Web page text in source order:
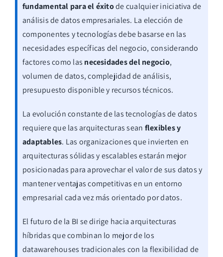
fundamental para el éxitode cualquier iniciativa de
análisis de datos empresariales. La elección de
componentes y tecnologías debe basarse en las
necesidades específicas del negocio, considerando
factores como las necesidades del negocio,
volumen de datos, complejidad de análisis,
presupuesto disponible y recursos técnicos.
La evolución constante de las tecnologías de datos
requiere que las arquitecturas sean flexibles y
adaptables. Las organizaciones que invierten en
arquitecturas sólidas y escalables estarán mejor
posicionadas para aprovechar el valor de sus datos y
mantener ventajas competitivas en un entorno
empresarial cada vez más orientado por datos.
El futuro de la BI se dirige hacia arquitecturas
híbridas que combinan lo mejor de los
datawarehouses tradicionales con la flexibilidad de